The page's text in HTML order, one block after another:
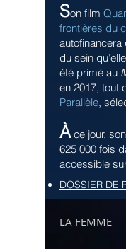
Son film
frontières du
autofinancera
du sein
été primé au
en 2017, tout
Parallèle,
À ce jour,
625 000 fois
accessible
DOSSIER DE
LA FEMME